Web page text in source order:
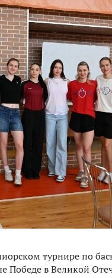
турнире по
Победе в Великой